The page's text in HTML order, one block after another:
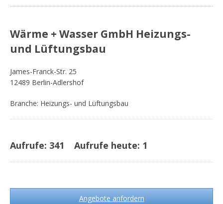
Wärme + Wasser GmbH Heizungs-
und Lüftungsbau
James-Franck-Str. 25
12489 Berlin-Adlershof
Branche: Heizungs- und Lüftungsbau
Aufrufe: 341 Aufrufe heute: 1
Angebote anfordern